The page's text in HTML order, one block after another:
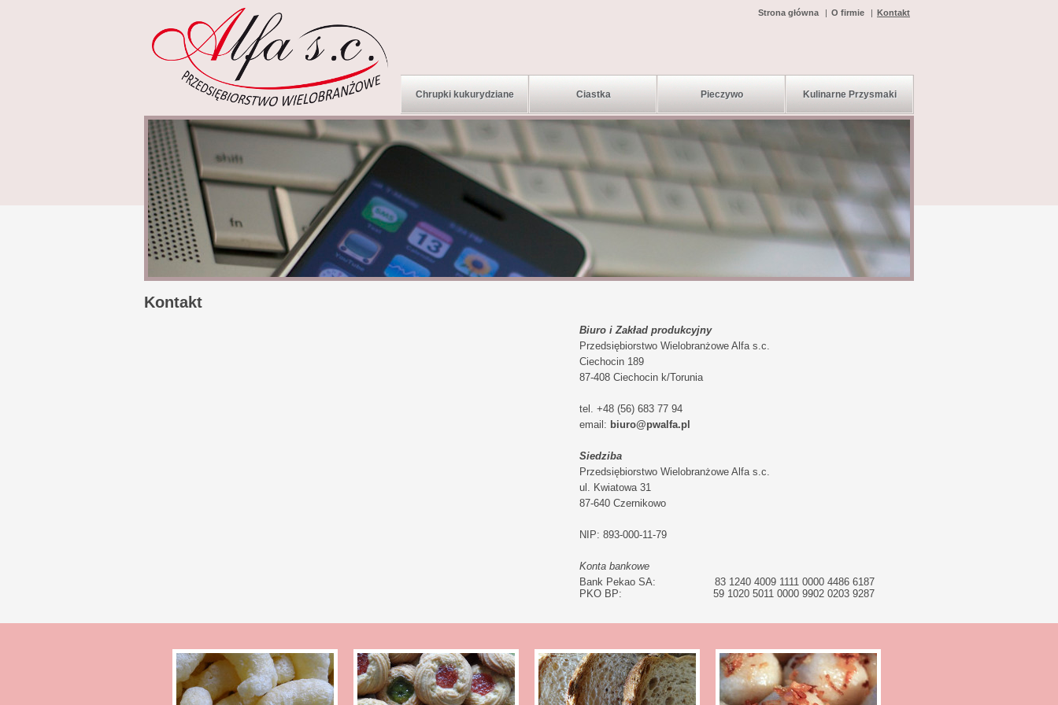
Strona główna O firmie Kontakt
Chrupki kukurydziane Ciastka Pieczywo Kulinarne Przysmaki
Kontakt
Biuro i Zakład produkcyjny
Przedsiębiorstwo Wielobranżowe Alfa s.c.
Ciechocin 189
87-408 Ciechocin k/Torunia
tel. +48 (56) 683 77 94
email: biuro@pwalfa.pl
Siedziba
Przedsiębiorstwo Wielobranżowe Alfa s.c.
ul. Kwiatowa 31
87-640 Czernikowo
NIP: 893-000-11-79
Konta bankowe
Bank Pekao SA:
83 1240 4009 1111 0000 4486 6187
PKO BP:
59 1020 5011 0000 9902 0203 9287